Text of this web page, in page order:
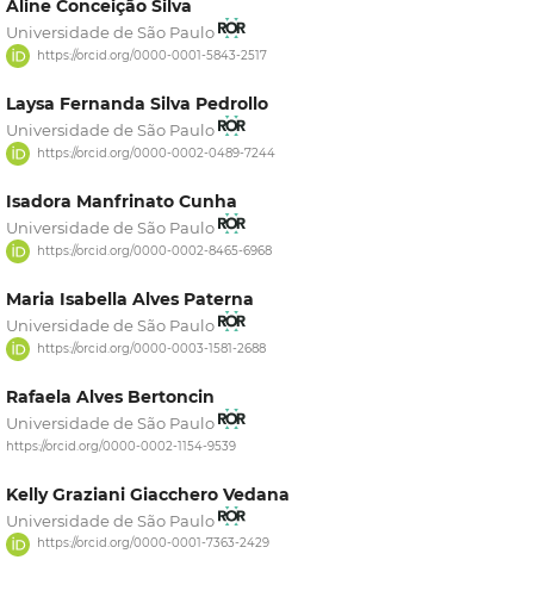
Aline Conceição Silva
Universidade de São Paulo
https://orcid.org/0000-0001-5843-2517
Laysa Fernanda Silva Pedrollo
Universidade de São Paulo
https://orcid.org/0000-0002-0489-7244
Isadora Manfrinato Cunha
Universidade de São Paulo
https://orcid.org/0000-0002-8465-6968
Maria Isabella Alves Paterna
Universidade de São Paulo
https://orcid.org/0000-0003-1581-2688
Rafaela Alves Bertoncin
Universidade de São Paulo
https://orcid.org/0000-0002-1154-9539
Kelly Graziani Giacchero Vedana
Universidade de São Paulo
https://orcid.org/0000-0001-7363-2429